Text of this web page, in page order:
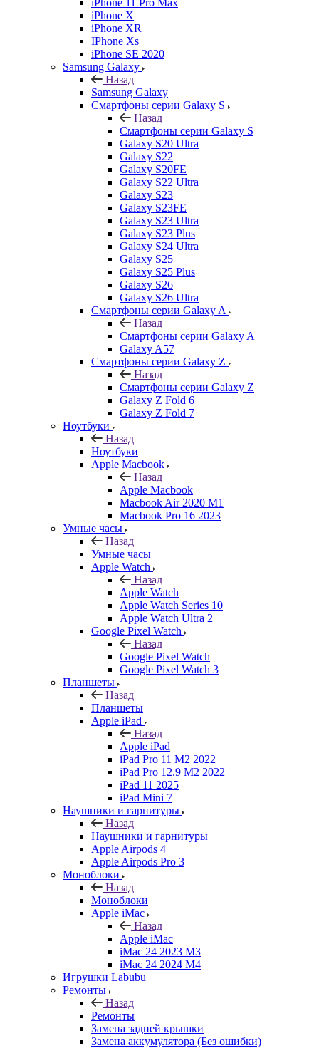
iPhone 11 Pro Max
iPhone X
iPhone XR
IPhone Xs
iPhone SE 2020
Samsung Galaxy
Назад
Samsung Galaxy
Смартфоны серии Galaxy S
Назад
Смартфоны серии Galaxy S
Galaxy S20 Ultra
Galaxy S22
Galaxy S20FE
Galaxy S22 Ultra
Galaxy S23
Galaxy S23FE
Galaxy S23 Ultra
Galaxy S23 Plus
Galaxy S24 Ultra
Galaxy S25
Galaxy S25 Plus
Galaxy S26
Galaxy S26 Ultra
Смартфоны серии Galaxy A
Назад
Смартфоны серии Galaxy A
Galaxy A57
Смартфоны серии Galaxy Z
Назад
Смартфоны серии Galaxy Z
Galaxy Z Fold 6
Galaxy Z Fold 7
Ноутбуки
Назад
Ноутбуки
Apple Macbook
Назад
Apple Macbook
Macbook Air 2020 M1
Macbook Pro 16 2023
Умные часы
Назад
Умные часы
Apple Watch
Назад
Apple Watch
Apple Watch Series 10
Apple Watch Ultra 2
Google Pixel Watch
Назад
Google Pixel Watch
Google Pixel Watch 3
Планшеты
Назад
Планшеты
Apple iPad
Назад
Apple iPad
iPad Pro 11 M2 2022
iPad Pro 12.9 M2 2022
iPad 11 2025
iPad Mini 7
Наушники и гарнитуры
Назад
Наушники и гарнитуры
Apple Airpods 4
Apple Airpods Pro 3
Моноблоки
Назад
Моноблоки
Apple iMac
Назад
Apple iMac
iMac 24 2023 M3
iMac 24 2024 M4
Игрушки Labubu
Ремонты
Назад
Ремонты
Замена задней крышки
Замена аккумулятора (Без ошибки)